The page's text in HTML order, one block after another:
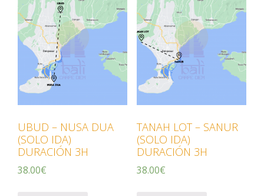
UBUD – NUSA DUA
(SOLO IDA)
DURACIÓN 3H
38.00€
TANAH LOT – SANUR
(SOLO IDA)
DURACIÓN 3H
38.00€